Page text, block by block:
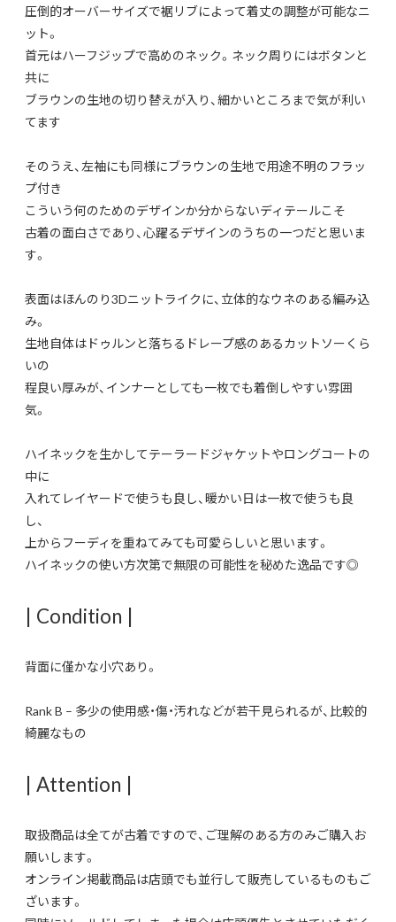
圧倒的オーバーサイズで裾リブによって着丈の調整が可能なニ
ット。
首元はハーフジップで高めのネック。ネック周りにはボタンと
共に
ブラウンの生地の切り替えが入り、細かいところまで気が利い
てます
そのうえ、左袖にも同様にブラウンの生地で用途不明のフラッ
プ付き
こういう何のためのデザインか分からないディテールこそ
古着の面白さであり、心躍るデザインのうちの一つだと思いま
す。
表面はほんのり3Dニットライクに、立体的なウネのある編み込
み。
生地自体はドゥルンと落ちるドレープ感のあるカットソーくら
いの
程良い厚みが、インナーとしても一枚でも着倒しやすい雰囲
気。
ハイネックを生かしてテーラードジャケットやロングコートの
中に
入れてレイヤードで使うも良し、暖かい日は一枚で使うも良
し、
上からフーディを重ねてみても可愛らしいと思います。
ハイネックの使い方次第で無限の可能性を秘めた逸品です◎
| Condition |
背面に僅かな小穴あり。
Rank B – 多少の使用感・傷・汚れなどが若干見られるが、比較的
綺麗なもの
| Attention |
取扱商品は全てが古着ですので、ご理解のある方のみご購入お
願いします。
オンライン掲載商品は店頭でも並行して販売しているものもご
ざいます。